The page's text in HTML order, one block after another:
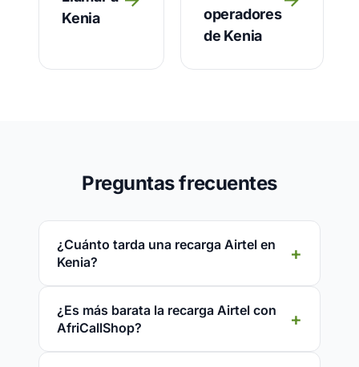
Kenia
operadores
de Kenia
Preguntas frecuentes
¿Cuánto tarda una recarga Airtel en
Kenia?
¿Es más barata la recarga Airtel con
AfriCallShop?